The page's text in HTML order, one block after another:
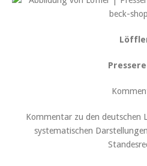
Kommentar zu den deutschen
systematischen